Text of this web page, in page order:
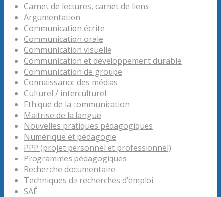
Carnet de lectures, carnet de liens
Argumentation
Communication écrite
Communication orale
Communication visuelle
Communication et développement durable
Communication de groupe
Connaissance des médias
Culturel / interculturel
Ethique de la communication
Maitrise de la langue
Nouvelles pratiques pédagogiques
Numérique et pédagogie
PPP (projet personnel et professionnel)
Programmes pédagogiques
Recherche documentaire
Techniques de recherches d’emploi
SAÉ